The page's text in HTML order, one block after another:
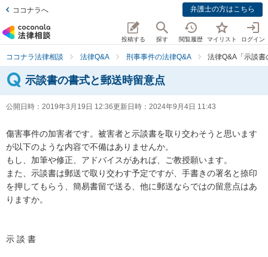
ココナラへ 弁護士の方はこちら
投稿する 探す 閲覧履歴 マイリスト ログイン
ココナラ法律相談 法律Q&A 刑事事件の法律Q&A 法律Q&A「示談
示談書の書式と郵送時留意点
公開日時： 2019年3月19日 12:36更新日時： 2024年9月4日 11:43
傷害事件の加害者です。被害者と示談書を取り交わそうと思います
が以下のような内容で不備はありませんか。
もし、加筆や修正、アドバイスがあれば、ご教授願います。
また、示談書は郵送で取り交わす予定ですが、手書きの署名と捺印
を押してもらう、簡易書留で送る、他に郵送ならではの留意点はあ
りますか。
示 談 書